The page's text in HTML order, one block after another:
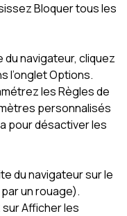
Bloquer tous les
du navigateur, cliquez
l’onglet Options.
les Règles de
personnalisés
pour désactiver les
du navigateur sur le
un rouage).
Afficher les